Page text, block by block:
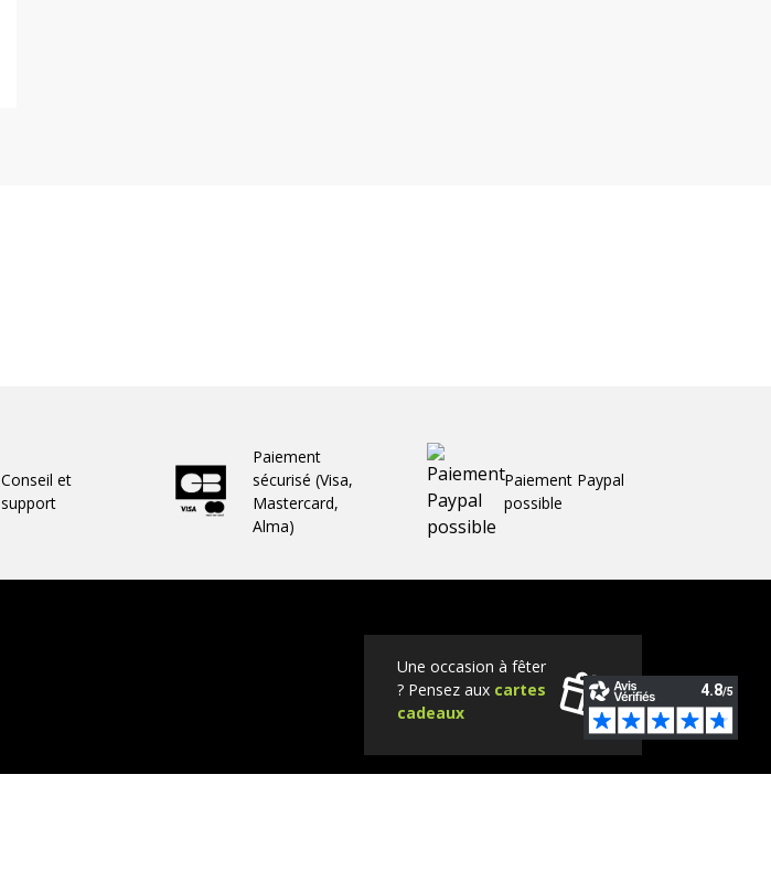
Conseil et
support
Paiement
sécurisé (Visa,
Mastercard,
Alma)
Paiement Paypal
possible
Une occasion à fêter
? Pensez aux cartes
cadeaux